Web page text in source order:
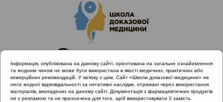
Інформація, опублікована на даному сайті, орієнтована на загальне ознайомлення
та жодним чином не може бути використана в якості медичних, практичних або
комерційних рекомендацій. У зв’язку з цим, Сайт «Школи доказової медицини» не
несе жодної відповідальності за негативні наслідки, отримані через використання
матеріалів, викладених на даному сайті. Документація з фармацевтичних продуктів
не є рекламою та не призначена для того, щоб використовувати її замість